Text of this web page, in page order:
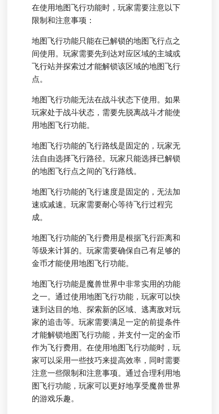
在使用地图飞行功能时，玩家需要注意以下
限制和注意事项：
地图飞行功能只能在已解锁的地图飞行点之
间使用。玩家需要先到达对应区域的主城或
飞行站并探索过才能解锁该区域的地图飞行
点。
地图飞行功能无法在战斗状态下使用。如果
玩家处于战斗状态，需要先脱离战斗才能使
用地图飞行功能。
地图飞行功能的飞行路线是固定的，玩家无
法自由选择飞行路径。玩家只能选择已解锁
的地图飞行点之间的飞行路线。
地图飞行功能的飞行速度是固定的，无法加
速或减速。玩家需要耐心等待飞行过程完
成。
地图飞行功能的飞行费用是根据飞行距离和
等级来计算的。玩家需要确保自己有足够的
金币才能使用地图飞行功能。
地图飞行功能是魔兽世界中非常实用的功能
之一。通过使用地图飞行功能，玩家可以快
速到达目的地、探索新的区域、逃离敌对玩
家的追击等。玩家需要满足一定的前提条件
才能解锁地图飞行功能，并支付一定的金币
作为飞行费用。在使用地图飞行功能时，玩
家可以采用一些技巧来提高效率，同时需要
注意一些限制和注意事项。通过合理利用地
图飞行功能，玩家可以更好地享受魔兽世界
的游戏乐趣。